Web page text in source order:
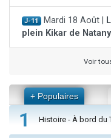
J-11 Mardi 18 Août |
plein Kikar de
Voir
+ Populaires
1 Histoire - À bord du